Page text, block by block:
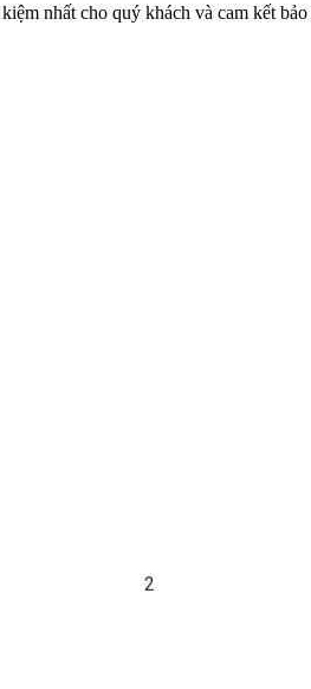
nhất cho quý khách và cam kết